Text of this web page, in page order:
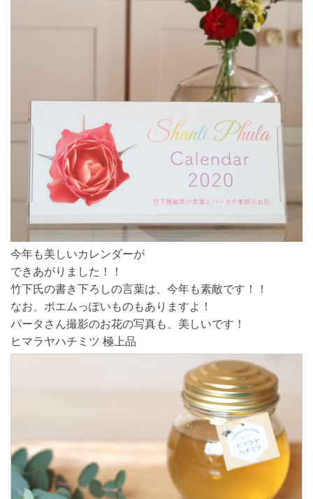
今年も美しいカレンダーが
できあがりました！！
竹下氏の書き下ろしの言葉は、今年も素敵です！！
なお、ポエムっぽいものもありますよ！
パータさん撮影のお花の写真も、美しいです！
ヒマラヤハチミツ 極上品